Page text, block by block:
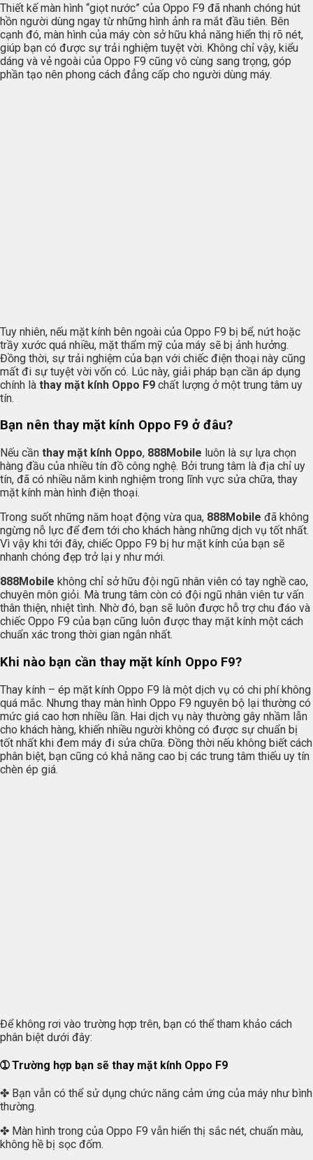
Thiết kế màn hình “giọt nước” của Oppo F9 đã nhanh chóng hút
hồn người dùng ngay từ những hình ảnh ra mắt đầu tiên. Bên
cạnh đó, màn hình của máy còn sở hữu khả năng hiển thị rõ nét,
giúp bạn có được sự trải nghiệm tuyệt vời. Không chỉ vậy, kiểu
dáng và vẻ ngoài của Oppo F9 cũng vô cùng sang trọng, góp
phần tạo nên phong cách đẳng cấp cho người dùng máy.
Tuy nhiên, nếu mặt kính bên ngoài của Oppo F9 bị bể, nứt hoặc
trầy xước quá nhiều, mặt thẩm mỹ của máy sẽ bị ảnh hưởng.
Đồng thời, sự trải nghiệm của bạn với chiếc điện thoại này cũng
mất đi sự tuyệt vời vốn có. Lúc này, giải pháp bạn cần áp dụng
chính là thay mặt kính Oppo F9 chất lượng ở một trung tâm uy
tín.
Bạn nên thay mặt kính Oppo F9 ở đâu?
Nếu cần thay mặt kính Oppo, 888Mobile luôn là sự lựa chọn
hàng đầu của nhiều tín đồ công nghệ. Bởi trung tâm là địa chỉ uy
tín, đã có nhiều năm kinh nghiệm trong lĩnh vực sửa chữa, thay
mặt kính màn hình điện thoại.
Trong suốt những năm hoạt động vừa qua, 888Mobile đã không
ngừng nỗ lực để đem tới cho khách hàng những dịch vụ tốt nhất.
Vì vậy khi tới đây, chiếc Oppo F9 bị hư mặt kính của bạn sẽ
nhanh chóng đẹp trở lại y như mới.
888Mobile không chỉ sở hữu đội ngũ nhân viên có tay nghề cao,
chuyên môn giỏi. Mà trung tâm còn có đội ngũ nhân viên tư vấn
thân thiện, nhiệt tình. Nhờ đó, bạn sẽ luôn được hỗ trợ chu đáo và
chiếc Oppo F9 của bạn cũng luôn được thay mặt kính một cách
chuẩn xác trong thời gian ngắn nhất.
Khi nào bạn cần thay mặt kính Oppo F9?
Thay kính – ép mặt kính Oppo F9 là một dịch vụ có chi phí không
quá mắc. Nhưng thay màn hình Oppo F9 nguyên bộ lại thường có
mức giá cao hơn nhiều lần. Hai dịch vụ này thường gây nhầm lẫn
cho khách hàng, khiến nhiều người không có được sự chuẩn bị
tốt nhất khi đem máy đi sửa chữa. Đồng thời nếu không biết cách
phân biệt, bạn cũng có khả năng cao bị các trung tâm thiếu uy tín
chèn ép giá.
Để không rơi vào trường hợp trên, bạn có thể tham khảo cách
phân biệt dưới đây:
➀ Trường hợp bạn sẽ thay mặt kính Oppo F9
✤ Bạn vẫn có thể sử dụng chức năng cảm ứng của máy như bình
thường.
✤ Màn hình trong của Oppo F9 vẫn hiển thị sắc nét, chuẩn màu,
không hề bị sọc đốm.